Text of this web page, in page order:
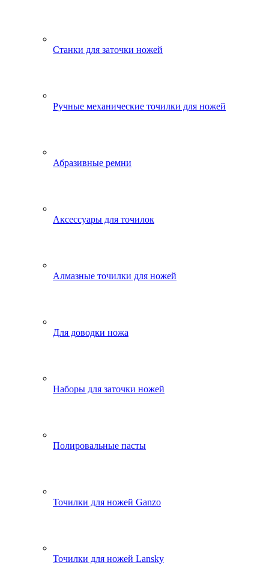
Станки для заточки ножей
Ручные механические точилки для ножей
Абразивные ремни
Аксессуары для точилок
Алмазные точилки для ножей
Для доводки ножа
Наборы для заточки ножей
Полировальные пасты
Точилки для ножей Ganzo
Точилки для ножей Lansky